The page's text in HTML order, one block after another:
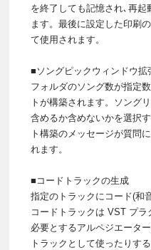
を終了しても記憶され､再起
ます。最後に設定した印刷
て使用されます。
■ソングピックウィンドウ拡
フォルダのソング数が指定
トが構築されます。ソング
含めるか含めないかを選択
ト構築のメッセージが質問
れます。
■コードトラックの生成
指定のトラックにコード(和
コードトラックは VST プ
必要とするアルペジエータ
トラックとして使ったりす